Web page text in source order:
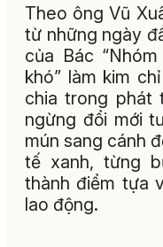
Theo ông Vũ
từ những ngày
của Bác
khó” làm kim
chia trong phát
ngừng đổi mới
mún sang cánh
tế xanh, từng
thành điểm tựa
lao động.